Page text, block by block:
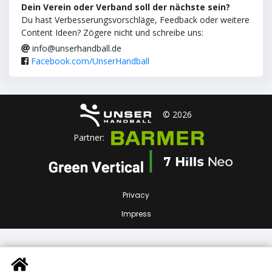
Dein Verein oder Verband soll der nächste sein?
Du hast Verbesserungsvorschläge, Feedback oder weitere
Content Ideen? Zögere nicht und schreibe uns:
info@unserhandball.de
Facebook.com/UnserHandball
© 2026
Partner:
Privacy
Impress